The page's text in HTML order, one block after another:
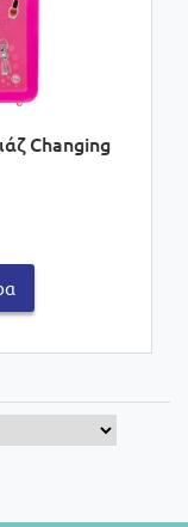
Changing